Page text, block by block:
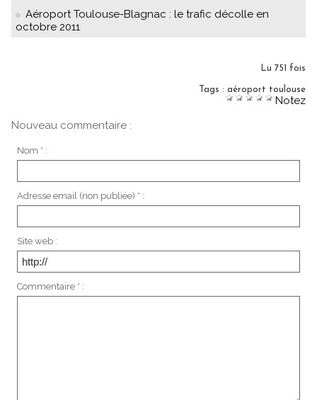
Aéroport Toulouse-Blagnac : le trafic décolle en
octobre 2011
Lu 751 fois
Tags : aéroport toulouse
Notez
Nouveau commentaire :
Nom * :
Adresse email (non publiée) * :
Site web :
Commentaire * :